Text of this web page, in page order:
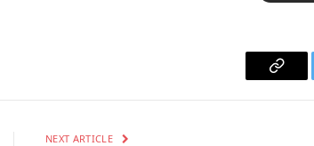
Copy
NEXT ARTICLE